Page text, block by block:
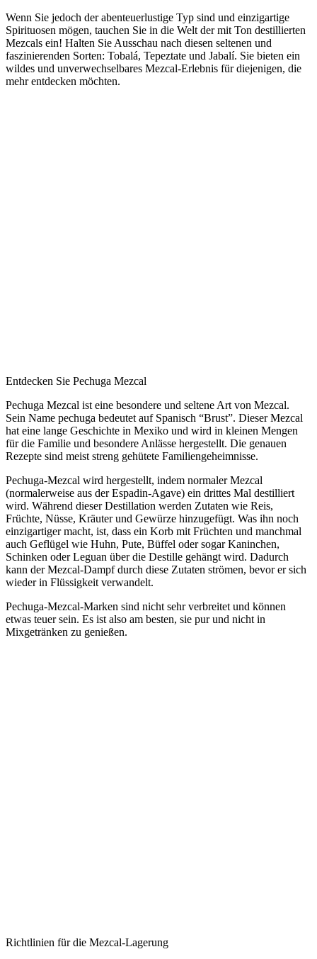
Wenn Sie jedoch der abenteuerlustige Typ sind und einzigartige
Spirituosen mögen, tauchen Sie in die Welt der mit Ton destillierten
Mezcals ein! Halten Sie Ausschau nach diesen seltenen und
faszinierenden Sorten: Tobalá, Tepeztate und Jabalí. Sie bieten ein
wildes und unverwechselbares Mezcal-Erlebnis für diejenigen, die
mehr entdecken möchten.
Entdecken Sie Pechuga Mezcal
Pechuga Mezcal ist eine besondere und seltene Art von Mezcal.
Sein Name pechuga bedeutet auf Spanisch “Brust”. Dieser Mezcal
hat eine lange Geschichte in Mexiko und wird in kleinen Mengen
für die Familie und besondere Anlässe hergestellt. Die genauen
Rezepte sind meist streng gehütete Familiengeheimnisse.
Pechuga-Mezcal wird hergestellt, indem normaler Mezcal
(normalerweise aus der Espadin-Agave) ein drittes Mal destilliert
wird. Während dieser Destillation werden Zutaten wie Reis,
Früchte, Nüsse, Kräuter und Gewürze hinzugefügt. Was ihn noch
einzigartiger macht, ist, dass ein Korb mit Früchten und manchmal
auch Geflügel wie Huhn, Pute, Büffel oder sogar Kaninchen,
Schinken oder Leguan über die Destille gehängt wird. Dadurch
kann der Mezcal-Dampf durch diese Zutaten strömen, bevor er sich
wieder in Flüssigkeit verwandelt.
Pechuga-Mezcal-Marken sind nicht sehr verbreitet und können
etwas teuer sein. Es ist also am besten, sie pur und nicht in
Mixgetränken zu genießen.
Richtlinien für die Mezcal-Lagerung